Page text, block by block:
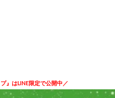
』はLINE限定で公開中／